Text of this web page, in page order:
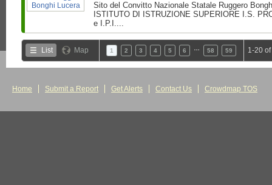
Sito del Convitto Nazionale Statale Ruggero
ISTITUTO DI ISTRUZIONE SUPERIORE I.S.
e I.P.I....
List Map 1 2 3 4 5 6 58 59 1-20
Home Submit a Report Get Alerts Contact Us Crowdmap TOS